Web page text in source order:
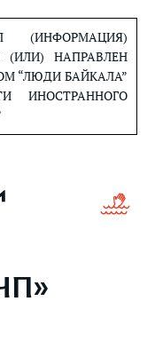
(ИНФОРМАЦИЯ)
(ИЛИ) НАПРАВЛЕН
“ЛЮДИ БАЙКАЛА”
ИНОСТРАННОГО